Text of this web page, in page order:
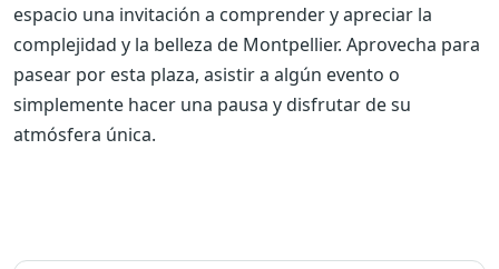
espacio una invitación a comprender y apreciar la
complejidad y la belleza de Montpellier. Aprovecha para
pasear por esta plaza, asistir a algún evento o
simplemente hacer una pausa y disfrutar de su
atmósfera única.